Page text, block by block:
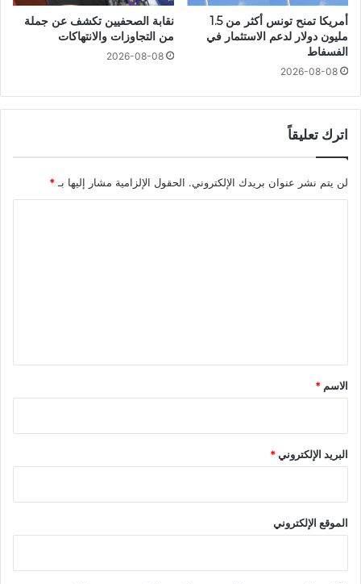
أمريكا تمنح تونس أكثر من 1.5
مليون دولار لدعم الاستثمار في
الفسفاط
2026-08-08
نقابة الصحفيين تكشف عن جملة
من التجاوزات والانتهاكات
2026-08-08
اترك تعليقاً
لن يتم نشر عنوان بريدك الإلكتروني. الحقول الإلزامية مشار إليها بـ *
*
الاسم *
البريد الإلكتروني*
الموقع الإلكتروني